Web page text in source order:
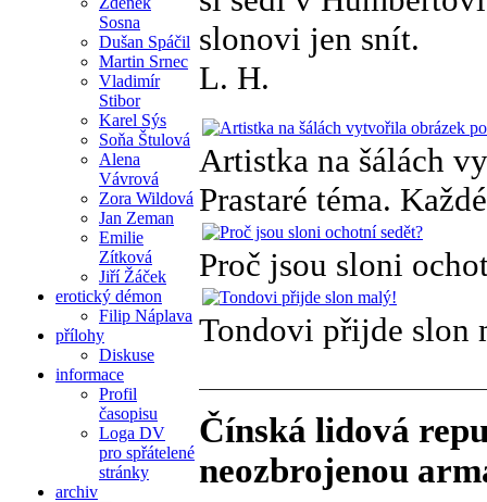
Sosna
Dušan Spáčil
Martin Srnec
Vladimír
Stibor
Karel Sýs
Soňa Štulová
Alena
Vávrová
Zora Wildová
Jan Zeman
Emilie
Zítková
Jiří Žáček
erotický démon
Filip Náplava
přílohy
Diskuse
informace
Profil
časopisu
Loga DV
pro spřátelené
stránky
archiv
slonovi jen snít.
L. H.
Artistka na šálách
Prastaré téma.
Proč jsou sloni
Tondovi přijde slon
Čínská lidová
neozbrojenou